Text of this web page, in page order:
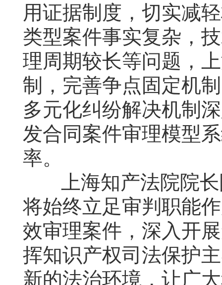
用证据制度，切实减
类型案件事实复杂，
理周期较长等问题，
制，完善争点固定机
多元化纠纷解决机制
发合同案件审理模型
率。
上海知产法院院
将始终立足审判职能
效审理案件，深入开
挥知识产权司法保护
新的法治环境，让广